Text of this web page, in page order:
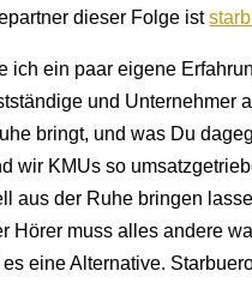
dieser Folge ist
ich ein paar eigene
und Unternehmer
bringt, und was Du
wir KMUs so
aus der Ruhe bringen
Hörer muss alles andere
eine Alternative.